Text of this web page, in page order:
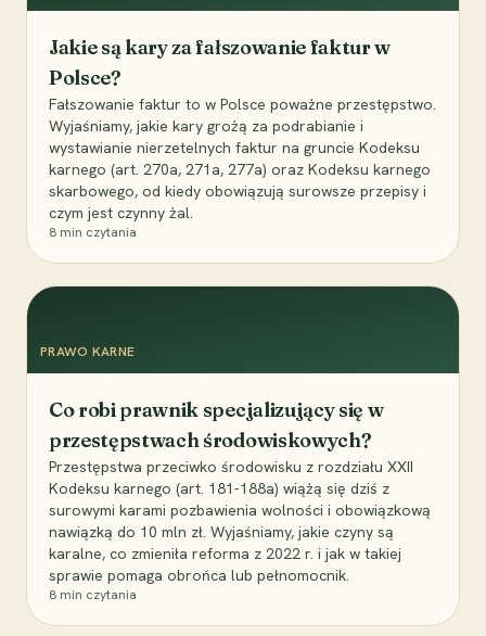
Jakie są kary za fałszowanie faktur w
Polsce?
Fałszowanie faktur to w Polsce poważne przestępstwo.
Wyjaśniamy, jakie kary grożą za podrabianie i
wystawianie nierzetelnych faktur na gruncie Kodeksu
karnego (art. 270a, 271a, 277a) oraz Kodeksu karnego
skarbowego, od kiedy obowiązują surowsze przepisy i
czym jest czynny żal.
8 min czytania
PRAWO KARNE
Co robi prawnik specjalizujący się w
przestępstwach środowiskowych?
Przestępstwa przeciwko środowisku z rozdziału XXII
Kodeksu karnego (art. 181-188a) wiążą się dziś z
surowymi karami pozbawienia wolności i obowiązkową
nawiązką do 10 mln zł. Wyjaśniamy, jakie czyny są
karalne, co zmieniła reforma z 2022 r. i jak w takiej
sprawie pomaga obrońca lub pełnomocnik.
8 min czytania